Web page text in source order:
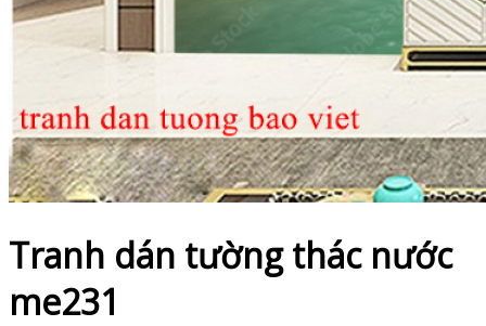
Tranh dán tường thác nước
me231